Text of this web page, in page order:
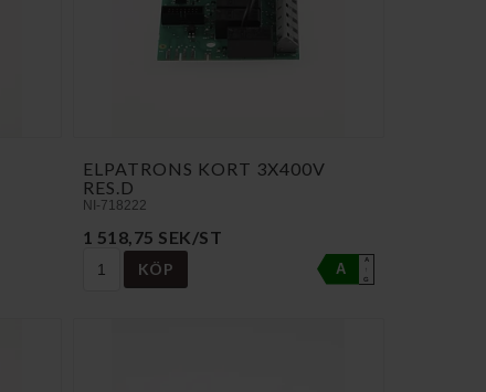
ELPATRONS KORT 3X400V
RES.D
NI-718222
1 518,75 SEK/ST
KÖP A
A
↑
G